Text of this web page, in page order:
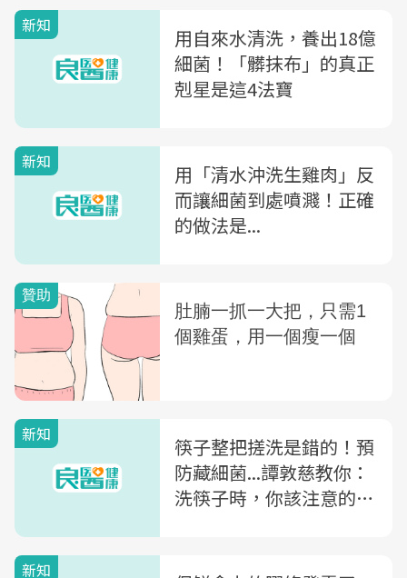
新知
用自來水清洗，養出18億
細菌！「髒抹布」的真正
剋星是這4法寶
新知
用「清水沖洗生雞肉」反
而讓細菌到處噴濺！正確
的做法是...
新知
筷子整把搓洗是錯的！預
防藏細菌...譚敦慈教你：
洗筷子時，你該注意的5
新知